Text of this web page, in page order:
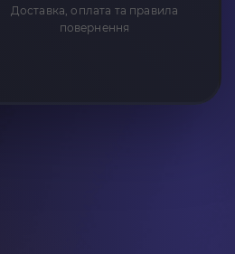
Доставка, оплата та правила
повернення